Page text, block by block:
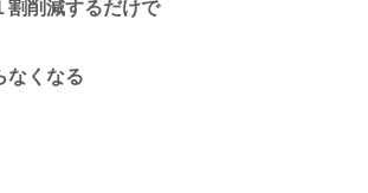
削減するだけで
くなる